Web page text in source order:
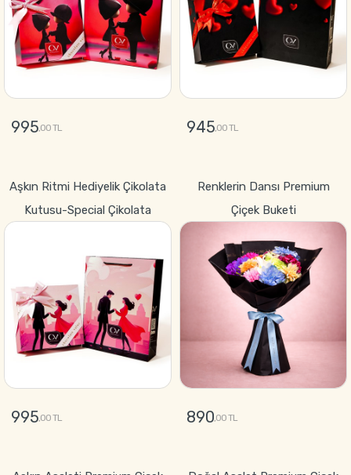
995,00 TL 945,00 TL
Aşkın Ritmi Hediyelik Çikolata
Kutusu-Special Çikolata
995,00 TL
Renklerin Dansı Premium
Çiçek Buketi
890,00 TL